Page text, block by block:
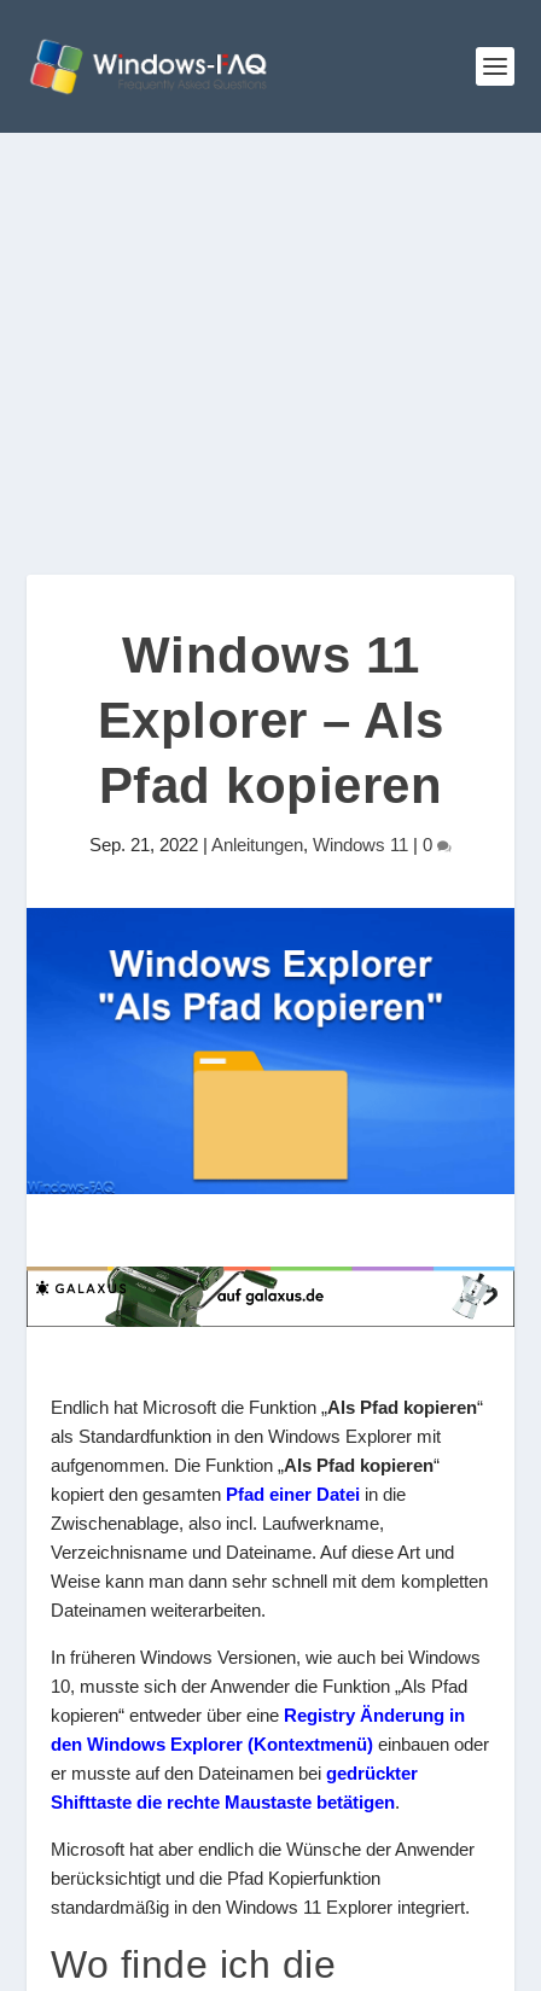
Windows 11
Explorer – Als
Pfad kopieren
Sep. 21, 2022 | Anleitungen, Windows 11 | 0
Endlich hat Microsoft die Funktion „Als Pfad kopieren“
als Standardfunktion in den Windows Explorer mit
aufgenommen. Die Funktion „Als Pfad kopieren“
kopiert den gesamten Pfad einer Datei in die
Zwischenablage, also incl. Laufwerkname,
Verzeichnisname und Dateiname. Auf diese Art und
Weise kann man dann sehr schnell mit dem kompletten
Dateinamen weiterarbeiten.
In früheren Windows Versionen, wie auch bei Windows
10, musste sich der Anwender die Funktion „Als Pfad
kopieren“ entweder über eine Registry Änderung in
den Windows Explorer (Kontextmenü) einbauen oder
er musste auf den Dateinamen beigedrückter
Shifttaste die rechte Maustaste betätigen.
Microsoft hat aber endlich die Wünsche der Anwender
berücksichtigt und die Pfad Kopierfunktion
standardmäßig in den Windows 11 Explorer integriert.
Wo finde ich die